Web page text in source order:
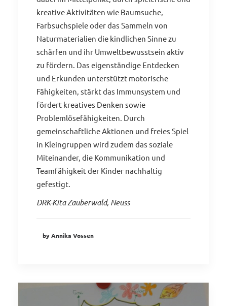
kreative Aktivitäten wie Baumsuche,
Farbsuchspiele oder das Sammeln von
Naturmaterialien die kindlichen Sinne zu
schärfen und ihr Umweltbewusstsein aktiv
zu fördern. Das eigenständige Entdecken
und Erkunden unterstützt motorische
Fähigkeiten, stärkt das Immunsystem und
fördert kreatives Denken sowie
Problemlösefähigkeiten. Durch
gemeinschaftliche Aktionen und freies Spiel
in Kleingruppen wird zudem das soziale
Miteinander, die Kommunikation und
Teamfähigkeit der Kinder nachhaltig
gefestigt.
DRK-Kita Zauberwald, Neuss
by Annika Vossen